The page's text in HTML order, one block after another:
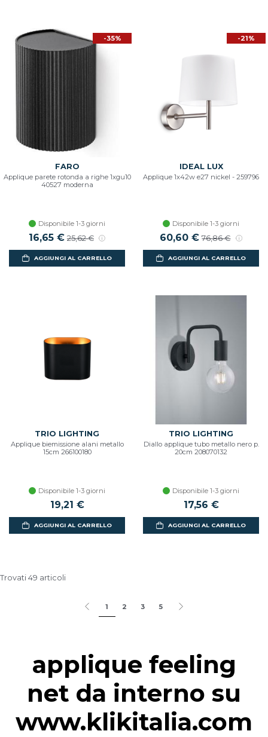
-35%
FARO
Applique parete rotonda a righe 1xgu10
40527 moderna
Disponibile 1-3 giorni
16,65 € 25,62 €
AGGIUNGI AL CARRELLO
-21%
IDEAL LUX
Applique 1x42w e27 nickel - 259796
Disponibile 1-3 giorni
60,60 € 76,86 €
AGGIUNGI AL CARRELLO
TRIO LIGHTING
Applique biemissione alani metallo
15cm 266100180
Disponibile 1-3 giorni
19,21 €
AGGIUNGI AL CARRELLO
TRIO LIGHTING
Diallo applique tubo metallo nero p.
20cm 208070132
Disponibile 1-3 giorni
17,56 €
AGGIUNGI AL CARRELLO
Trovati 49 articoli
1 2 3 5
applique feeling
net da interno su
www.klikitalia.com